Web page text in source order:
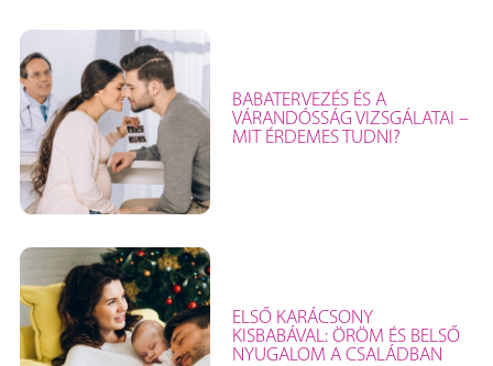
BABATERVEZÉS ÉS A
VÁRANDÓSSÁG VIZSGÁLATAI –
MIT ÉRDEMES TUDNI?
ELSŐ KARÁCSONY
KISBABÁVAL: ÖRÖM ÉS BELSŐ
NYUGALOM A CSALÁDBAN